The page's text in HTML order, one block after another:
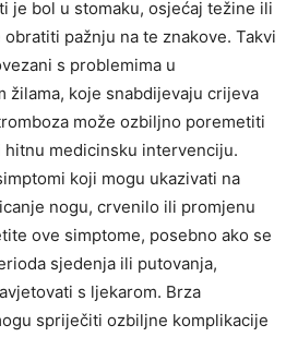
je bol u stomaku, osjećaj težine ili
pažnju na te znakove. Takvi
s problemima u
žilama, koje snabdijevaju crijeva
može ozbiljno poremetiti
medicinsku intervenciju.
koji mogu ukazivati na
nogu, crvenilo ili promjenu
ove simptome, posebno ako se
sjedenja ili putovanja,
s ljekarom. Brza
spriječiti ozbiljne komplikacije